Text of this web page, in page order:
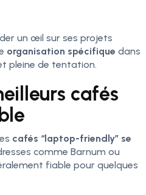
un œil sur ses projets
organisation spécifique dans
pleine de tentation.
cafés
cafés “laptop-friendly” se
comme Barnum ou
fiable pour quelques